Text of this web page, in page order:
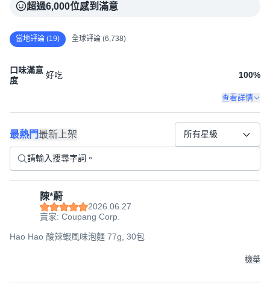
품을 수령하실 수 있습니다.
>
<리뉴얼후>
超過6,000位感到滿意
當地評論 (19) 全球評論 (6,738)
口味滿意
度
好吃 100%
查看詳情
最熱門最新上架 所有星級
陳*蔚
2026.06.27
賣家: Coupang Corp.
Hao Hao 酸辣蝦風味泡麵 77g, 30包
檢舉